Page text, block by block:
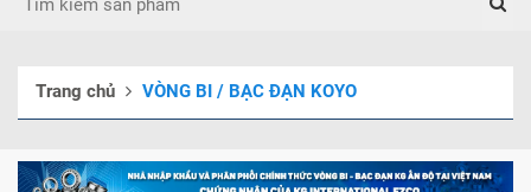
Trang chủ VÒNG BI / BẠC ĐẠN KOYO